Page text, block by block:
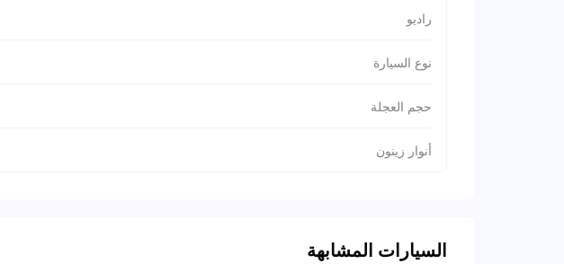
راديو
نوع السيارة
حجم العجلة
أنوار زينون
السيارات المشابهة